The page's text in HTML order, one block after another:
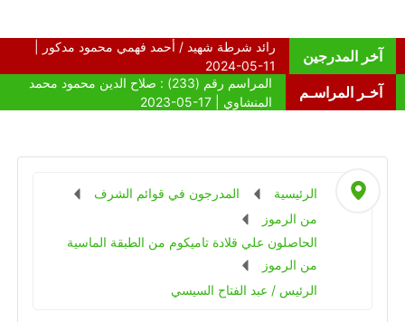
آخر المدرجين
آخـر المراسـم
الرئيسية
المدرجون في قوائم الشرف
من الرموز
الحاصلون علي قلادة تاميكوم من الطبقة الماسية
من الرموز
الرئيس / عبد الفتاح السيسي